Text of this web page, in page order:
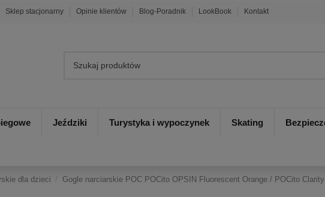
Sklep stacjonarny Opinie klientów Blog-Poradnik LookBook Kontakt
Jeździki Turystyka i wypoczynek Skating
dla dzieci Gogle narciarskie POC POCito OPSIN Fluorescent Orange / POCito